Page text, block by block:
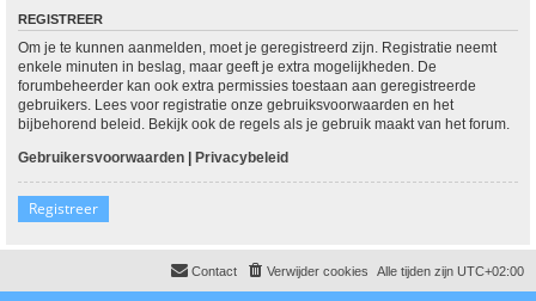
REGISTREER
Om je te kunnen aanmelden, moet je geregistreerd zijn. Registratie neemt
enkele minuten in beslag, maar geeft je extra mogelijkheden. De
forumbeheerder kan ook extra permissies toestaan aan geregistreerde
gebruikers. Lees voor registratie onze gebruiksvoorwaarden en het
bijbehorend beleid. Bekijk ook de regels als je gebruik maakt van het forum.
Gebruikersvoorwaarden | Privacybeleid
Registreer
Alle tijden zijn UTC+02:00
Verwijder cookies
Contact